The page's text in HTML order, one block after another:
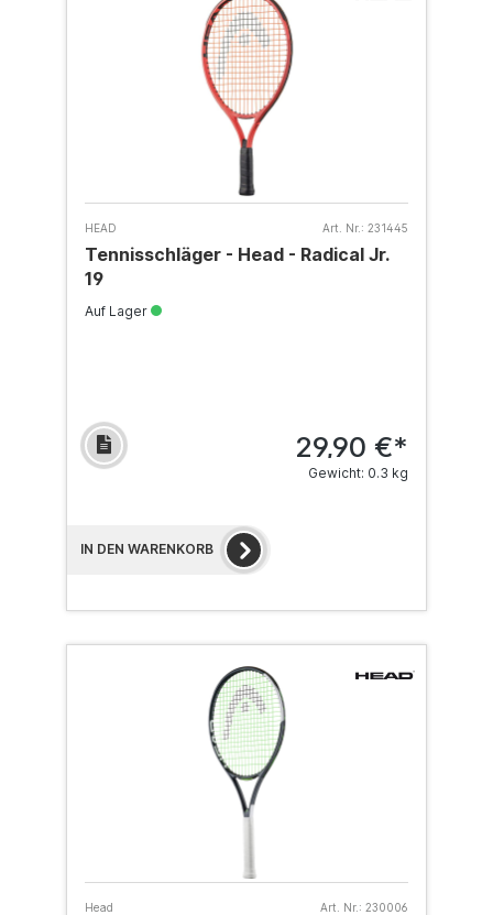
HEAD Art. Nr.: 231445
Tennisschläger - Head - Radical Jr.
19
Auf Lager
29,90 €*
Gewicht: 0.3 kg
IN DEN WARENKORB
Head Art. Nr.: 230006